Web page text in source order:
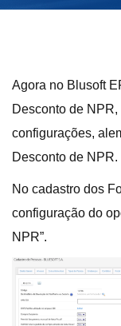
Agora no Blusoft
Desconto de
configurações,
Desconto de NPR.
No cadastro dos
configuração do
NPR”.